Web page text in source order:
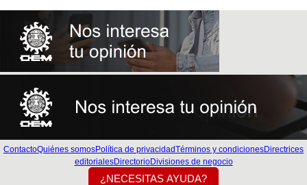
ContactoQuiénes somosPolítica de privacidadTérminos y condicionesDirectrices
editorialesDirectorioDivisiones de negocio
¿NECESITAS AYUDA?